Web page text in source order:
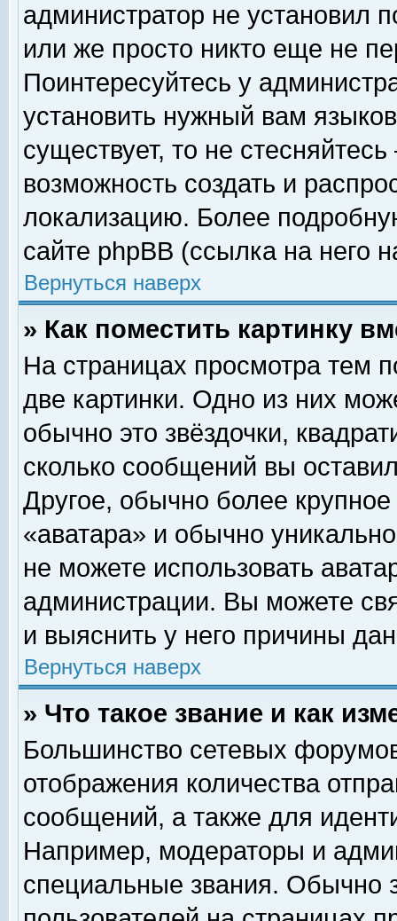
администратор не установил
или же просто никто еще не
Поинтересуйтесь у
установить нужный вам
существует, то не
возможность создать и
локализацию. Более
сайте phpBB (ссылка на него
Вернуться наверх
» Как поместить картинку
На страницах просмотра тем
две картинки. Одно из них
обычно это звёздочки,
сколько сообщений вы
Другое, обычно более
«аватара» и обычно
не можете использовать
администрации. Вы можете
и выяснить у него причины
Вернуться наверх
» Что такое звание и как
Большинство сетевых
отображения количества
сообщений, а также для
Например, модераторы и
специальные звания. Обычно